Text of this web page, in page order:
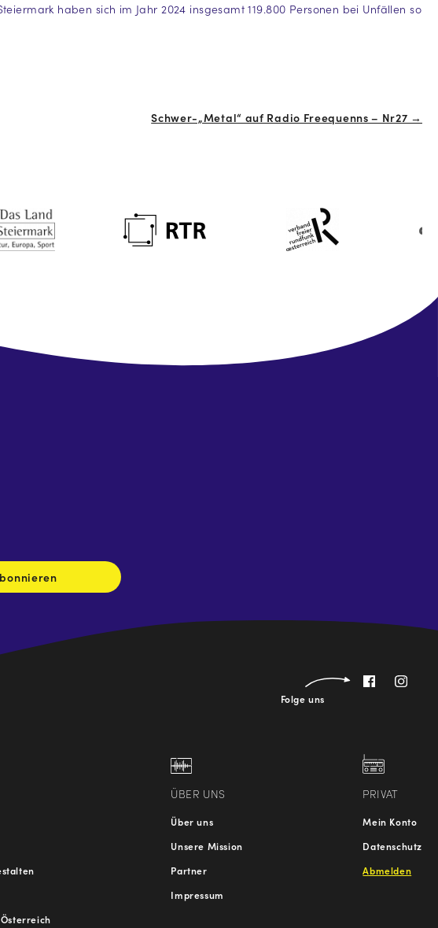
haben sich im Jahr 2024 insgesamt 119.800 Personen bei Unfällen so
Schwer-„Metal“ auf Radio Freequenns – Nr27 →
Folge uns
ÜBER UNS
Über uns
Unsere Mission
Partner
Impressum
PRIVAT
Mein Konto
Datenschutz
Abmelden